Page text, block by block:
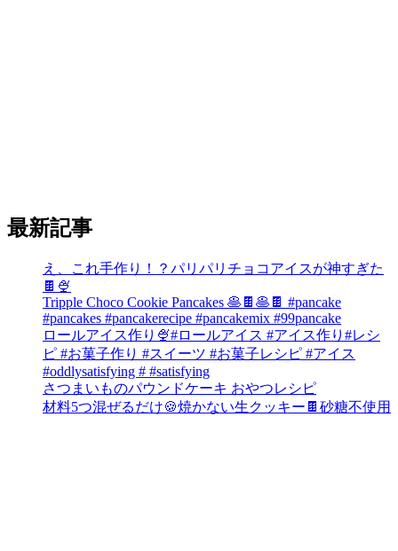
最新記事
え、これ手作り！？パリパリチョコアイスが神すぎた
🍫🍨
Tripple Choco Cookie Pancakes 🥞🍫🥞🍫 #pancake
#pancakes #pancakerecipe #pancakemix #99pancake
ロールアイス作り🍨#ロールアイス #アイス作り#レシ
ピ #お菓子作り #スイーツ #お菓子レシピ #アイス
#oddlysatisfying # #satisfying⁠
さつまいものパウンドケーキ おやつレシピ
材料5つ混ぜるだけ🍪焼かない生クッキー🍫砂糖不使用